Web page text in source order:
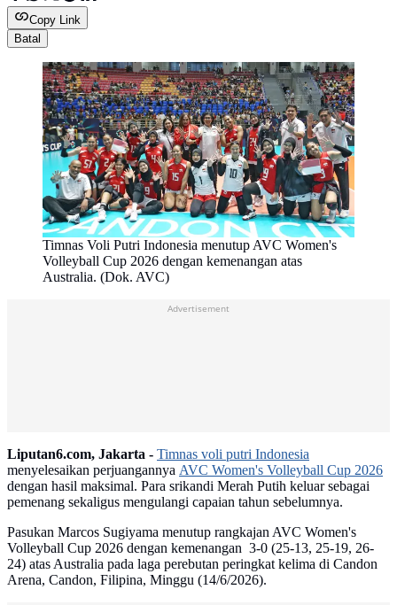
Copy Link
Batal
Timnas Voli Putri Indonesia menutup AVC Women's
Volleyball Cup 2026 dengan kemenangan atas
Australia. (Dok. AVC)
Advertisement
Liputan6.com, Jakarta - Timnas voli putri Indonesia
menyelesaikan perjuangannya AVC Women's Volleyball Cup 2026
dengan hasil maksimal. Para srikandi Merah Putih keluar sebagai
pemenang sekaligus mengulangi capaian tahun sebelumnya.
Pasukan Marcos Sugiyama menutup rangkajan AVC Women's
Volleyball Cup 2026 dengan kemenangan 3-0 (25-13, 25-19, 26-
24) atas Australia pada laga perebutan peringkat kelima di Candon
Arena, Candon, Filipina, Minggu (14/6/2026).